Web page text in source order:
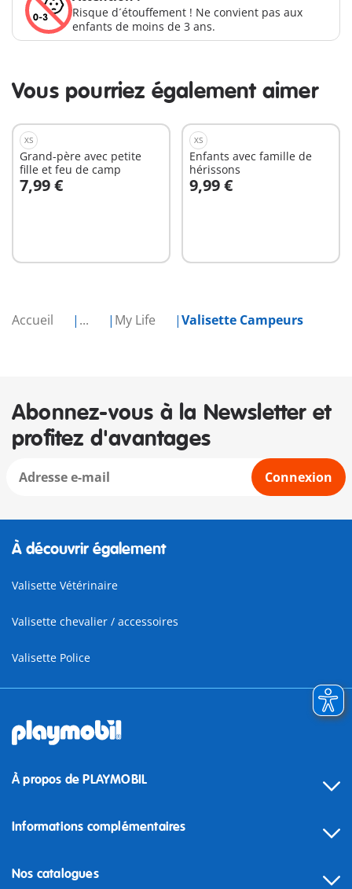
Accueil ... My Life Valisette Campeurs
Risque d´étouffement ! Ne convient pas aux
enfants de moins de 3 ans.
Vous pourriez également aimer
XS
Grand-père avec petite
fille et feu de camp
7,99 €
Au panier
XS
Enfants avec famille de
hérissons
9,99 €
Au panier
Abonnez-vous à la Newsletter et
profitez d'avantages
Connexion
À découvrir également
Valisette Vétérinaire
Valisette chevalier / accessoires
Valisette Police
À propos de PLAYMOBIL
Informations complémentaires
Nos catalogues